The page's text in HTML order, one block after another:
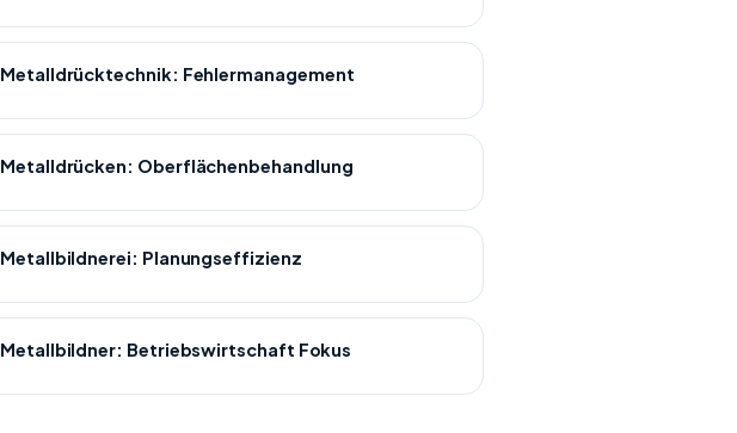
Metalldrücktechnik: Fehlermanagement
Metalldrücken: Oberflächenbehandlung
Metallbildnerei: Planungseffizienz
Metallbildner: Betriebswirtschaft Fokus